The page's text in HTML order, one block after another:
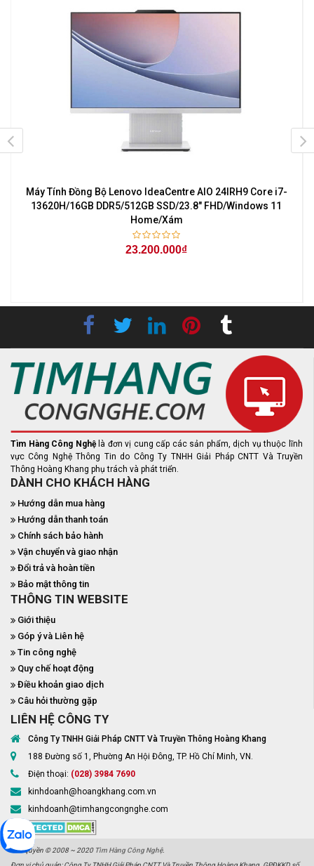
Máy Tính Đồng Bộ Lenovo IdeaCentre AIO 24IRH9 Core i7-
13620H/16GB DDR5/512GB SSD/23.8" FHD/Windows 11
Home/Xám
23.200.000₫
Tìm Hàng Công Nghệ là đơn vị cung cấp các sản phẩm, dịch vụ thuộc lĩnh
vực Công Nghệ Thông Tin do Công Ty TNHH Giải Pháp CNTT Và Truyền
Thông Hoàng Khang phụ trách và phát triển.
DÀNH CHO KHÁCH HÀNG
Hướng dẫn mua hàng
Hướng dẫn thanh toán
Chính sách bảo hành
Vận chuyển và giao nhận
Đổi trả và hoàn tiền
Bảo mật thông tin
THÔNG TIN WEBSITE
Giới thiệu
Góp ý và Liên hệ
Tin công nghệ
Quy chế hoạt động
Điều khoản giao dịch
Câu hỏi thường gặp
LIÊN HỆ CÔNG TY
Công Ty TNHH Giải Pháp CNTT Và Truyền Thông Hoàng Khang
188 Đường số 1, Phường An Hội Đông, TP. Hồ Chí Minh, VN.
Điện thoại: (028) 3984 7690
kinhdoanh@hoangkhang.com.vn
kinhdoanh@timhangcongnghe.com
Bản quyền © 2008 ~ 2020 Tìm Hàng Công Nghệ.